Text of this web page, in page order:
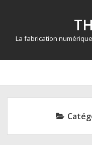
La fabrication